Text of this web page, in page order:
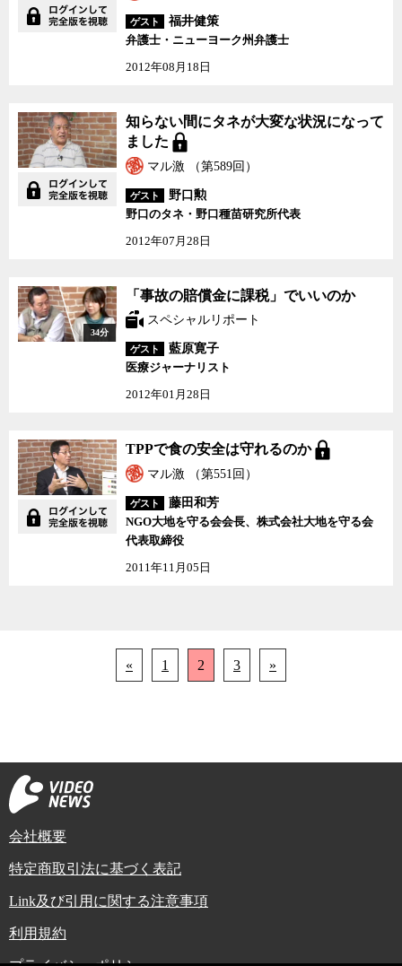
ゲスト
福井健策
弁護士・ニューヨーク州弁護士
2012年08月18日
知らない間にタネが大変
な状況になってました
知らない間にタネが大変な状況になって
ました
マル激 （第589回）
ゲスト
野口勲
野口のタネ・野口種苗研究所代表
2012年07月28日
「事故の賠償金に課税」
でいいのか
34分
「事故の賠償金に課税」でいいのか
スペシャルリポート
ゲスト
藍原寛子
医療ジャーナリスト
2012年01月28日
TPPで食の安全は守れる
のか
TPPで食の安全は守れるのか
マル激 （第551回）
ゲスト
藤田和芳
NGO大地を守る会会長、株式会社大地を守る会
代表取締役
2011年11月05日
« 1 2 3 »
会社概要
特定商取引法に基づく表記
Link及び引用に関する注意事項
利用規約